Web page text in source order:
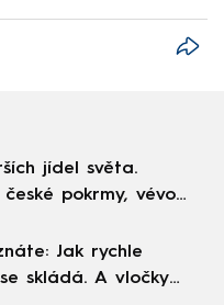
jídel světa.
pokrmy, vévodí
Jak rychle
skládá. A vločky